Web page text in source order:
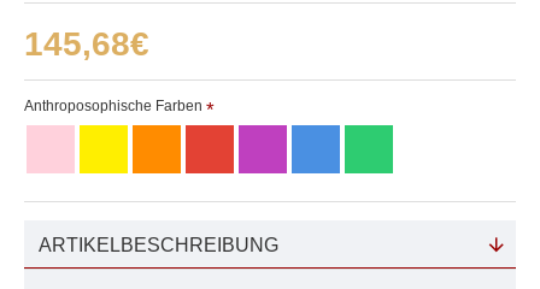
145,68€
Anthroposophische Farben
ARTIKELBESCHREIBUNG